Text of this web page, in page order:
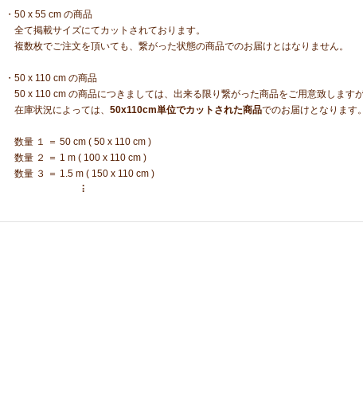
・50 x 55 cm の商品
全て掲載サイズにてカットされております。
複数枚でご注文を頂いても、繋がった状態の商品でのお届けとはなりません。
・50 x 110 cm の商品
50 x 110 cm の商品につきましては、出来る限り繋がった商品をご用意致しますが
在庫状況によっては、 50x110cm単位でカットされた商品でのお届けとなります。
数量 １ ＝ 50 cm ( 50 x 110 cm )
数量 ２ ＝ 1 m ( 100 x 110 cm )
数量 ３ ＝ 1.5 m ( 150 x 110 cm )
⠇